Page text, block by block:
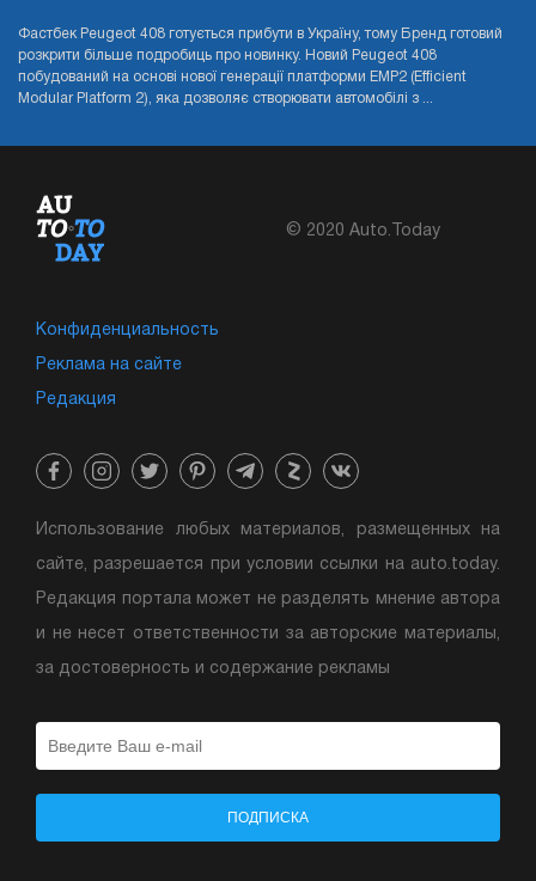
Фастбек Peugeot 408 готується прибути в Україну, тому Бренд готовий
розкрити більше подробиць про новинку. Новий Peugeot 408
побудований на основі нової генерації платформи EMP2 (Efficient
Modular Platform 2), яка дозволяє створювати автомобілі з ...
© 2020 Auto.Today
Конфиденциальность
Реклама на сайте
Редакция
Использование любых материалов, размещенных на
сайте, разрешается при условии ссылки на auto.today.
Редакция портала может не разделять мнение автора
и не несет ответственности за авторские материалы,
за достоверность и содержание рекламы
ПОДПИСКА